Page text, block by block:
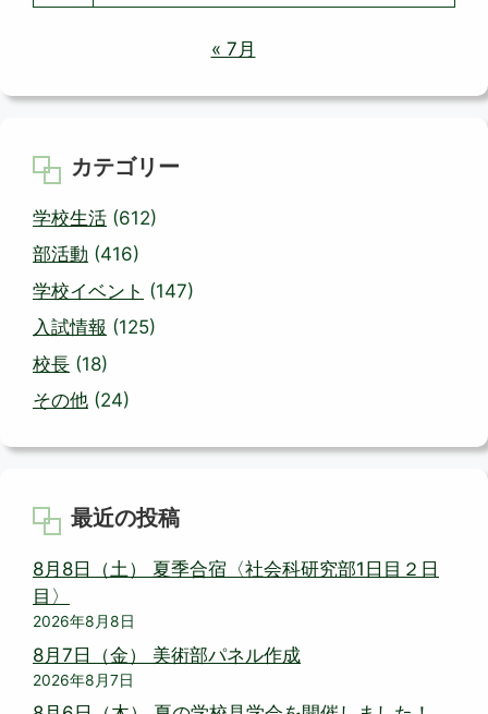
« 7月
カテゴリー
学校生活 (612)
部活動 (416)
学校イベント (147)
入試情報 (125)
校長 (18)
その他 (24)
最近の投稿
8月8日（土） 夏季合宿〈社会科研究部1日目２日
目〉
2026年8月8日
8月7日（金） 美術部パネル作成
2026年8月7日